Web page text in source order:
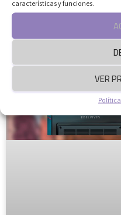
características y funciones.
VER